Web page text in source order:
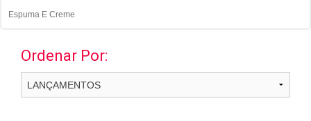
Espuma E Creme
Ordenar Por: